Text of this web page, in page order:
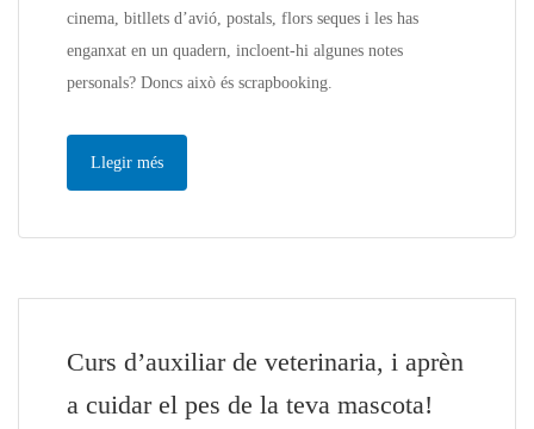
cinema, bitllets d’avió, postals, flors seques i les has
enganxat en un quadern, incloent-hi algunes notes
personals? Doncs això és scrapbooking.
Llegir més
Curs d’auxiliar de veterinaria, i aprèn
a cuidar el pes de la teva mascota!